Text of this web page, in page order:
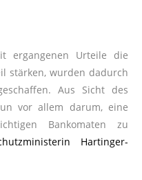
ergangenen Urteile die
stärken, wurden dadurch
Aus Sicht des
vor allem darum, eine
Bankomaten zu
Hartinger-